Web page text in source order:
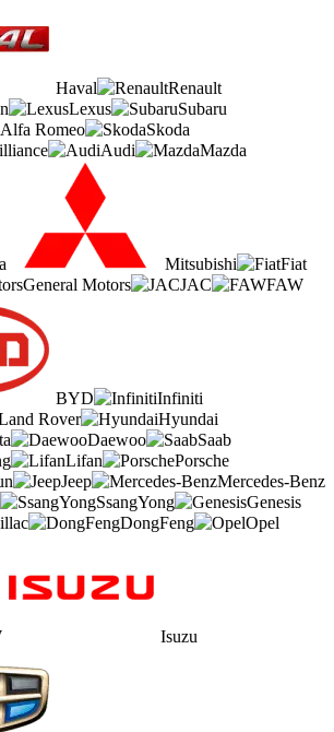
Haval
Renault
Lexus
Subaru
Alfa Romeo
Skoda
Audi Mazda
Mitsubishi
Fiat
General Motors
JAC FAW
BYD
Infiniti
Rover
Hyundai
Daewoo
Saab
Lifan
Porsche
Jeep
Mercedes-Benz
SsangYong
Genesis
DongFeng Opel
Isuzu